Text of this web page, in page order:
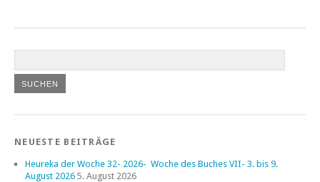
NEUESTE BEITRÄGE
Heureka der Woche 32- 2026- Woche des Buches VII- 3. bis 9.
August 2026 5. August 2026